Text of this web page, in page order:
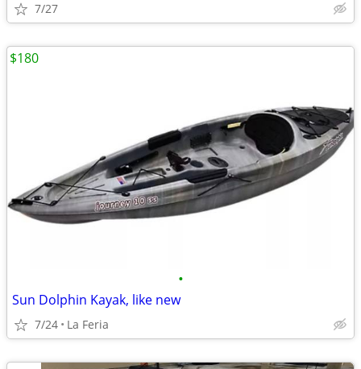
7/27
•
Sun Dolphin Kayak, like new
7/24 La Feria
$180